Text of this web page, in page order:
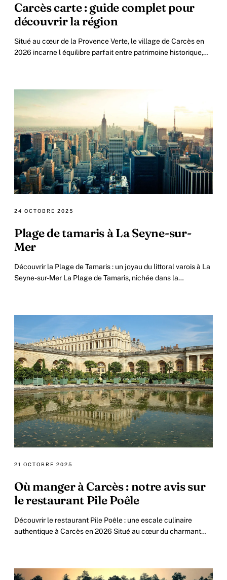
Carcès carte : guide complet pour
découvrir la région
Situé au cœur de la Provence Verte, le village de Carcès en
2026 incarne l équilibre parfait entre patrimoine historique,
24 OCTOBRE 2025
Plage de tamaris à La Seyne-sur-
Mer
Découvrir la Plage de Tamaris : un joyau du littoral varois à La
Seyne-sur-Mer La Plage de Tamaris, nichée dans la
21 OCTOBRE 2025
Où manger à Carcès : notre avis sur
le restaurant Pile Poêle
Découvrir le restaurant Pile Poêle : une escale culinaire
authentique à Carcès en 2026 Situé au cœur du charmant